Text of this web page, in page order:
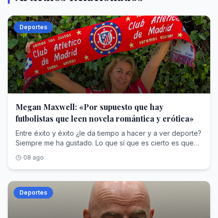
Deportes
Megan Maxwell: «Por supuesto que hay
futbolistas que leen novela romántica y erótica»
Entre éxito y éxito ¿le da tiempo a hacer y a ver deporte?
Siempre me ha gustado. Lo que sí que es cierto es que
hacía 'spinning' y antes corría. He sido de ir al gimnasio,
eso sí.Escritora, deportista y del Atleti.Sí. Soy del Atleti, de
toda la vida. Y lo seguiré siendo por siempre.¿De dónde
nace esa fidelidad?Vivía al lado del Calderón y mi tío
Fernando era del Atlético de Madrid a muerte. Mi madre
era del Real Madrid y mi abuelo del Barça. Pero mi tío nos
08 ago
Deportes